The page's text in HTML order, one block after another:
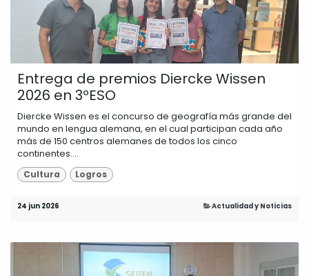
Entrega de premios Diercke Wissen
2026 en 3ºESO
Diercke Wissen es el concurso de geografía más grande del
mundo en lengua alemana, en el cual participan cada año
más de 150 centros alemanes de todos los cinco
continentes....
Cultura Logros
24 jun 2026 Actualidad y Noticias